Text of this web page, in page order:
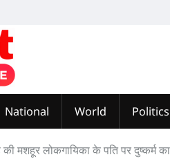
National World Politics
की मशहूर लोकगायिका के पति पर दुष्कर्म